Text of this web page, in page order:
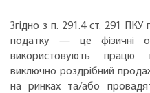
Згідно з п. 291.4 ст. 291 ПКУ
податку — це фізичні
використовують працю
виключно роздрібний
на ринках та/або